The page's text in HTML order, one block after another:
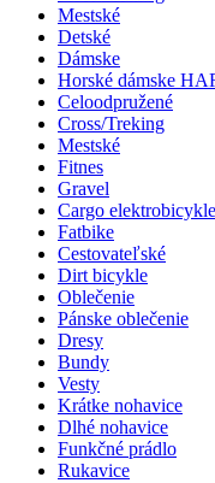
Mestské
Detské
Dámske
Horské dámske
Celoodpružené
Cross/Treking
Mestské
Fitnes
Gravel
Cargo elektrobicykle
Fatbike
Cestovateľské
Dirt bicykle
Oblečenie
Pánske oblečenie
Dresy
Bundy
Vesty
Krátke nohavice
Dlhé nohavice
Funkčné prádlo
Rukavice